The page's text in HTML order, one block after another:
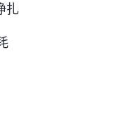
扎